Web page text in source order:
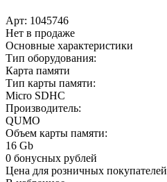
Арт: 1045746
Нет в продаже
Основные характеристики
Тип оборудования:
Карта памяти
Тип карты памяти:
Micro SDHC
Производитель:
QUMO
Объем карты памяти:
16 Gb
0 бонусных рублей
Цена для розничных покупателей